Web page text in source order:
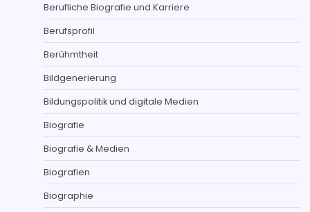
Berufliche Biografie und Karriere
Berufsprofil
Berühmtheit
Bildgenerierung
Bildungspolitik und digitale Medien
Biografie
Biografie & Medien
Biografien
Biographie